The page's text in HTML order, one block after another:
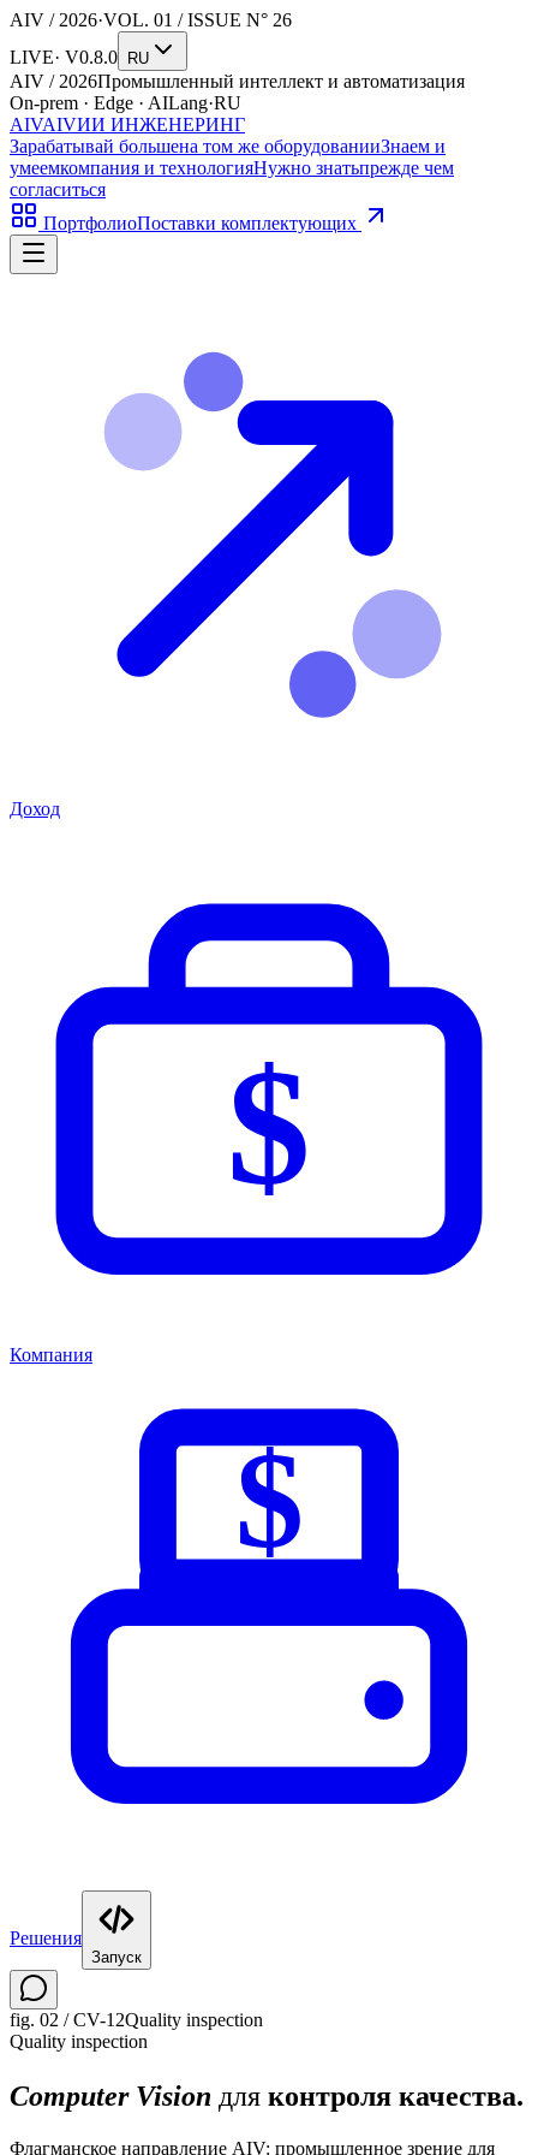
AIV / 2026·VOL. 01 / ISSUE N° 26
LIVE· V0.8.0 RU
AIV / 2026Промышленный интеллект и автоматизация
On-prem · Edge · AILang·RU
AIVAIVИИ ИНЖЕНЕРИНГ
Зарабатывай большена том же оборудованииЗнаем и
умеемкомпания и технологияНужно знатьпрежде чем
согласиться
ПортфолиоПоставки комплектующих
Доход
$
Компания
$
Решения
Запуск
fig. 02 /CV-12Quality inspection
Quality inspection
Computer Vision для контроля качества.
Флагманское направление AIV: промышленное зрение для